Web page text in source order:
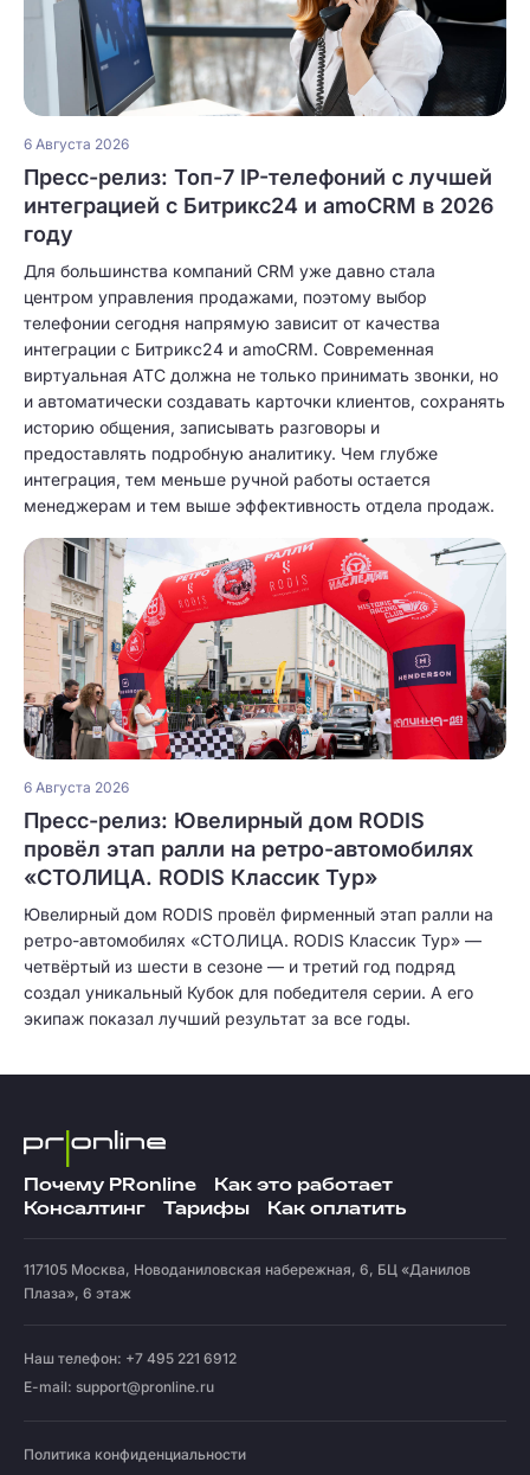
6 Августа 2026
Пресс-релиз: Топ-7 IP-телефоний с лучшей
интеграцией с Битрикс24 и amoCRM в 2026
году
Для большинства компаний CRM уже давно стала
центром управления продажами, поэтому выбор
телефонии сегодня напрямую зависит от качества
интеграции с Битрикс24 и amoCRM. Современная
виртуальная АТС должна не только принимать звонки, но
и автоматически создавать карточки клиентов, сохранять
историю общения, записывать разговоры и
предоставлять подробную аналитику. Чем глубже
интеграция, тем меньше ручной работы остается
менеджерам и тем выше эффективность отдела продаж.
6 Августа 2026
Пресс-релиз: Ювелирный дом RODIS
провёл этап ралли на ретро-автомобилях
«СТОЛИЦА. RODIS Классик Тур»
Ювелирный дом RODIS провёл фирменный этап ралли на
ретро-автомобилях «СТОЛИЦА. RODIS Классик Тур» —
четвёртый из шести в сезоне — и третий год подряд
создал уникальный Кубок для победителя серии. А его
экипаж показал лучший результат за все годы.
Почему PRonline
Как это работает
Консалтинг
Тарифы Как оплатить
117105 Москва, Новоданиловская набережная, 6, БЦ «Данилов
Плаза», 6 этаж
Наш телефон: +7 495 221 6912
E-mail: support@pronline.ru
Политика конфиденциальности